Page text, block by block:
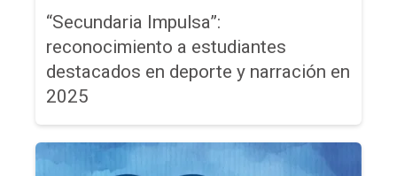
“Secundaria Impulsa”:
reconocimiento a estudiantes
destacados en deporte y narración en
2025